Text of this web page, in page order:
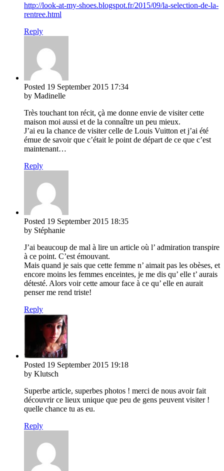
http://look-at-my-shoes.blogspot.fr/2015/09/la-selection-de-la-
rentree.html
Reply
Posted 19 September 2015 17:34
by Madinelle
Très touchant ton récit, çà me donne envie de visiter cette
maison moi aussi et de la connaître un peu mieux.
J’ai eu la chance de visiter celle de Louis Vuitton et j’ai été
émue de savoir que c’était le point de départ de ce que c’est
maintenant…
Reply
Posted 19 September 2015 18:35
by Stéphanie
J’ai beaucoup de mal à lire un article où l’ admiration transpire
à ce point. C’est émouvant.
Mais quand je sais que cette femme n’ aimait pas les obèses, et
encore moins les femmes enceintes, je me dis qu’ elle t’ aurais
détesté. Alors voir cette amour face à ce qu’ elle en aurait
penser me rend triste!
Reply
Posted 19 September 2015 19:18
by Klutsch
Superbe article, superbes photos ! merci de nous avoir fait
découvrir ce lieux unique que peu de gens peuvent visiter !
quelle chance tu as eu.
Reply